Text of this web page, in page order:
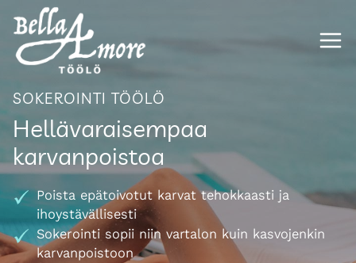
sisältöön
SOKEROINTI TÖÖLÖ
Hellävaraisempaa
karvanpoistoa
Poista epätoivotut karvat tehokkaasti ja
ihoystävällisesti
Sokerointi sopii niin vartalon kuin kasvojenkin
karvanpoistoon